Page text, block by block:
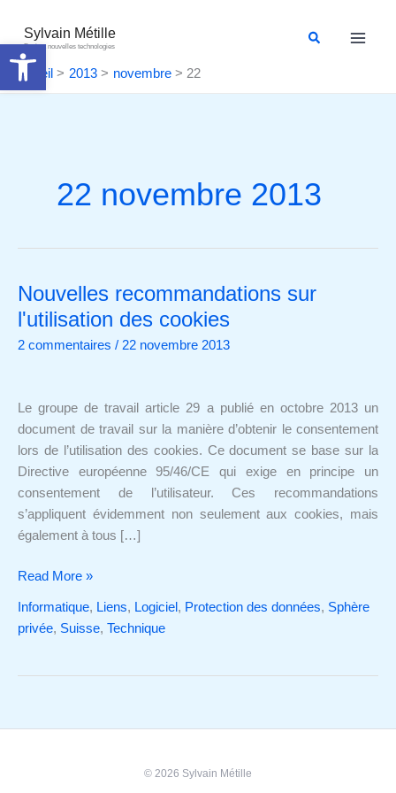
Ouvrir la barre d’outils
contenu
Sylvain Métille
Droit et nouvelles technologies
Rechercher
Accueil 2013 novembre 22
22 novembre 2013
Nouvelles recommandations sur
l'utilisation des cookies
2 commentaires / 22 novembre 2013
Le groupe de travail article 29 a publié en octobre 2013 un
document de travail sur la manière d’obtenir le consentement
lors de l’utilisation des cookies. Ce document se base sur la
Directive européenne 95/46/CE qui exige en principe un
consentement de l’utilisateur. Ces recommandations
s’appliquent évidemment non seulement aux cookies, mais
également à tous […]
Nouvelles
recommandations
l'utilisation
Read More »
Informatique, Liens, Logiciel , Protection des données, Sphère
privée, Suisse, Technique
© 2026 Sylvain Métille